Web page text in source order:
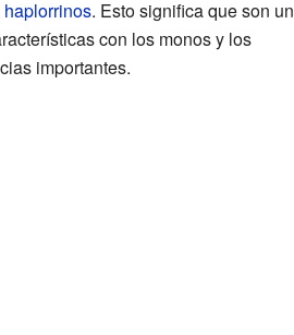
haplorrinos. Esto significa que son un
con los monos y los
importantes.